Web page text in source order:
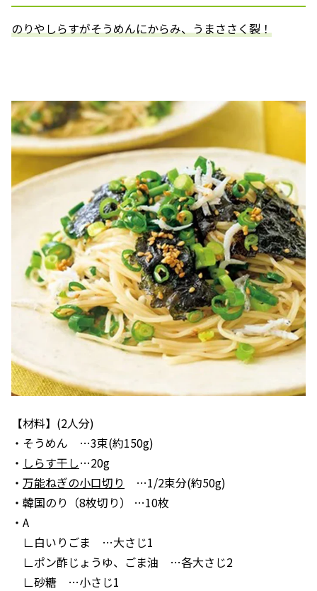
のりやしらすがそうめんにからみ、うまささく裂！
【材料】(2人分)
・そうめん …3束(約150g)
・ しらす干し…20g
・ 万能ねぎの小口切り
…1/2束分(約50g)
・韓国のり（8枚切り） …10枚
・A
∟白いりごま …大さじ1
∟ポン酢じょうゆ、ごま油 …各大さじ2
∟砂糖 …小さじ1